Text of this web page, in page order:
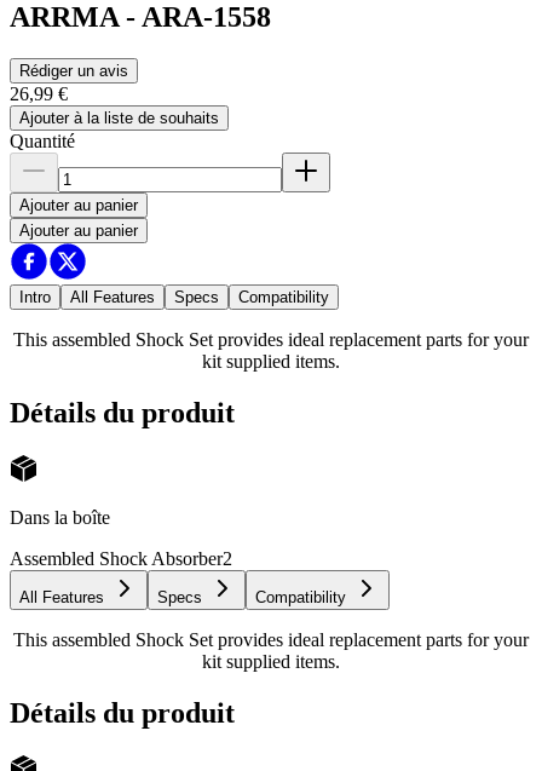
ARRMA - ARA-1558
Rédiger un avis
26,99 €
Ajouter à la liste de souhaits
Quantité
Ajouter au panier
Ajouter au panier
Intro All Features Specs Compatibility
This assembled Shock Set provides ideal replacement parts for your
kit supplied items.
Détails du produit
Dans la boîte
Assembled Shock Absorber2
All Features Specs Compatibility
This assembled Shock Set provides ideal replacement parts for your
kit supplied items.
Détails du produit